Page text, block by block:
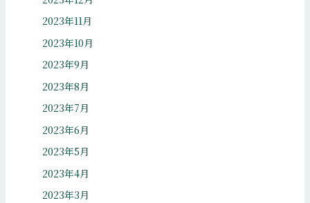
2023年11月
2023年10月
2023年9月
2023年8月
2023年7月
2023年6月
2023年5月
2023年4月
2023年3月